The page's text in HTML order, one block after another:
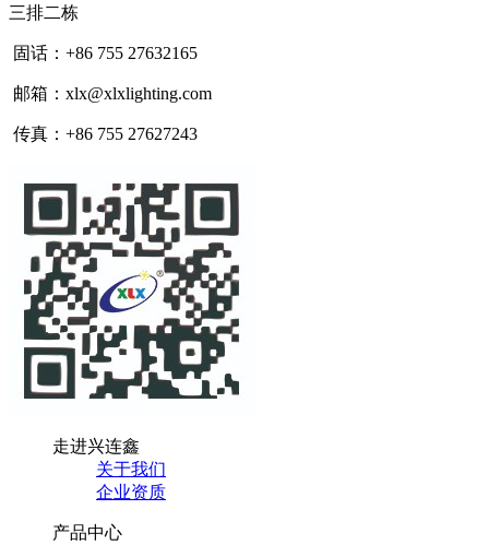
三排二栋
固话：+86 755 27632165
邮箱：xlx@xlxlighting.com
传真：+86 755 27627243
走进兴连鑫
关于我们
企业资质
产品中心